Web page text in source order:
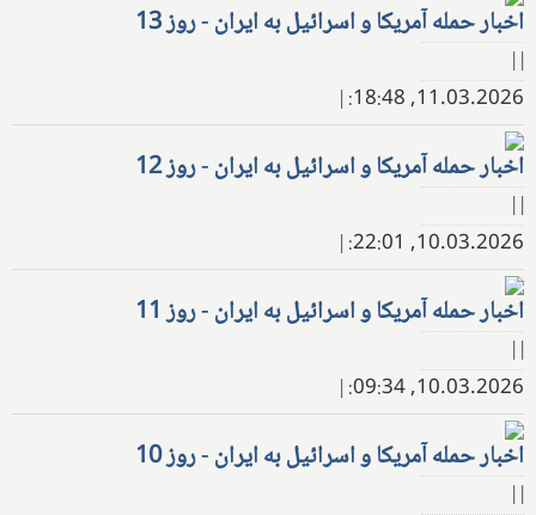
اخبار حمله آمریکا و اسرائیل به ایران - روز 13
| |
11.03.2026, 18:48:
|
اخبار حمله آمریکا و اسرائیل به ایران - روز 12
| |
10.03.2026, 22:01:
|
اخبار حمله آمریکا و اسرائیل به ایران - روز 11
| |
10.03.2026, 09:34:
|
اخبار حمله آمریکا و اسرائیل به ایران - روز 10
| |